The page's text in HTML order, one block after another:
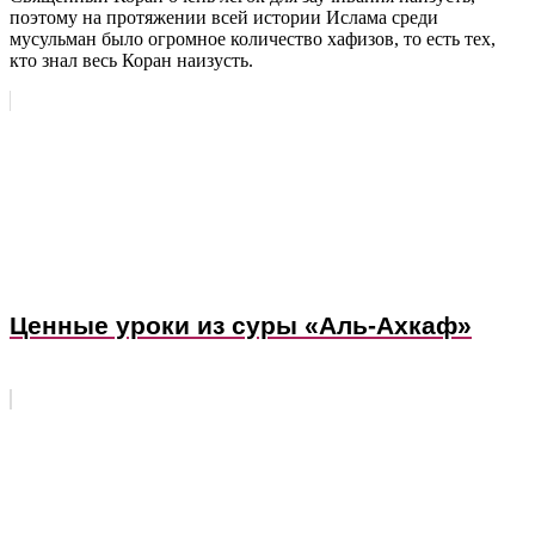
поэтому на протяжении всей истории Ислама среди
мусульман было огромное количество хафизов, то есть тех,
кто знал весь Коран наизусть.
Ценные уроки из суры «Аль-Ахкаф»